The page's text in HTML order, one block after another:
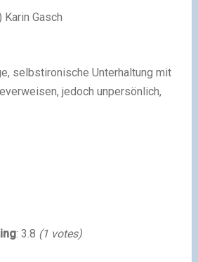
Karin Gasch
selbstironische Unterhaltung mit
jedoch unpersönlich,
: 3.8 (1votes)